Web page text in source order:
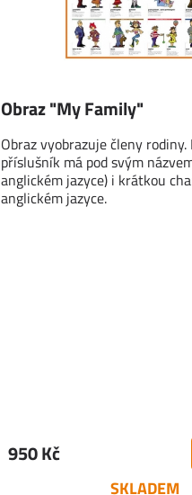
Obraz "My Family"
Obraz vyobrazuje členy
příslušník má pod svým
anglickém jazyce) i krátkou
anglickém jazyce.
950 Kč
SKLADEM